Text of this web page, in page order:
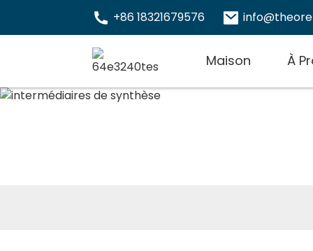
+86 18321679576
Maison À